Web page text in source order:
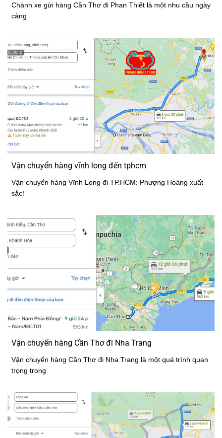
Chành xe gửi hàng Cần Thơ đi Phan Thiết là một nhu cầu ngày
càng
Vận chuyển hàng vĩnh long đến tphcm
Vận chuyển hàng Vĩnh Long đi TP.HCM: Phượng Hoàng xuất
sắc!
Vận chuyển hàng Cần Thơ đi Nha Trang
Vận chuyển hàng Cần Thơ đi Nha Trang là một quá trình quan
trọng trong